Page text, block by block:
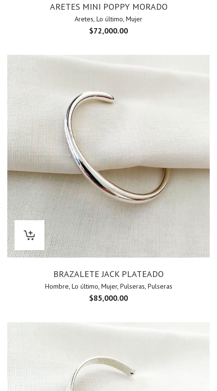
ARETES MINI POPPY MORADO
Aretes, Lo último, Mujer
$72,000.00
BRAZALETE JACK PLATEADO
Hombre, Lo último, Mujer, Pulseras, Pulseras
$85,000.00